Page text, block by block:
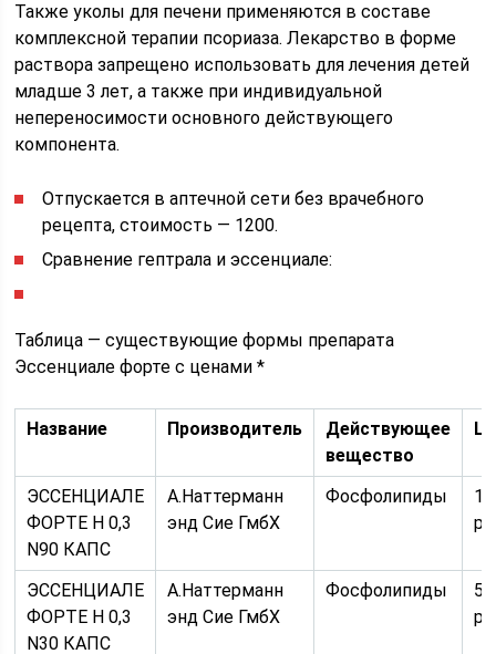
Также уколы для печени применяются в составе
комплексной терапии псориаза. Лекарство в форме
раствора запрещено использовать для лечения детей
младше 3 лет, а также при индивидуальной
непереносимости основного действующего
компонента.
Отпускается в аптечной сети без врачебного
рецепта, стоимость — 1200.
Сравнение гептрала и эссенциале:
Таблица — существующие формы препарата
Эссенциале форте с ценами *
Название Производитель
Действующее
вещество
ЭССЕНЦИАЛЕ
ФОРТЕ Н 0,3
N90 КАПС
А.Наттерманн
энд Сие ГмбХ
Фосфолипиды
ЭССЕНЦИАЛЕ
ФОРТЕ Н 0,3
N30 КАПС
А.Наттерманн
энд Сие ГмбХ
Фосфолипиды